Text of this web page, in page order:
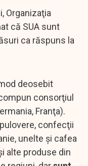
Organizaţia
că SUA sunt
ca răspuns la
deosebit
consorţiul
Franţa).
confecţii
unelte şi cafea
alte produse din